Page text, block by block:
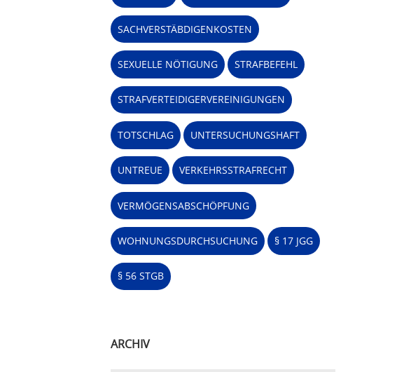
SACHVERSTÄBDIGENKOSTEN
SEXUELLE NÖTIGUNG STRAFBEFEHL
STRAFVERTEIDIGERVEREINIGUNGEN
TOTSCHLAG UNTERSUCHUNGSHAFT
UNTREUE VERKEHRSSTRAFRECHT
VERMÖGENSABSCHÖPFUNG
WOHNUNGSDURCHSUCHUNG § 17 JGG
§ 56 STGB
ARCHIV